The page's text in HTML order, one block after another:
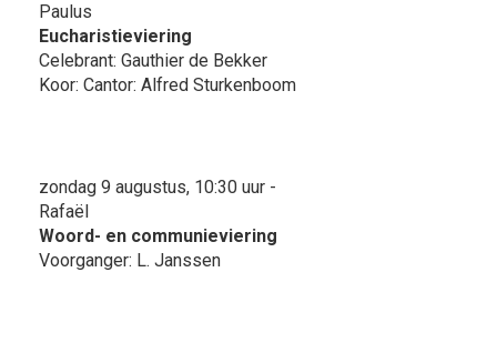
Paulus
Eucharistieviering
Celebrant: Gauthier de Bekker
Koor: Cantor: Alfred Sturkenboom
zondag 9 augustus, 10:30 uur -
Rafaël
Woord- en communieviering
Voorganger: L. Janssen